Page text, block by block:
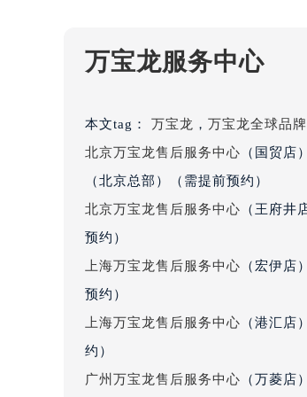
北京市东城区东长安
内蒙古自治区包头市
内蒙古自治区赤峰市
内蒙古自治区鄂尔多
内蒙古自治区通辽市
山西省大同市平城区
万宝龙服务中心
本文tag： 万宝龙 ， 万宝龙全球品
北京万宝龙售后服务中心 （国贸店
（北京总部）（需提前预约）
北京万宝龙售后服务中心 （王府井
预约）
上海万宝龙售后服务中心 （宏伊店
预约）
上海万宝龙售后服务中心 （港汇店
约）
广州万宝龙售后服务中心 （万菱店